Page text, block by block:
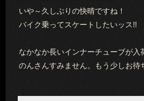
いや～久しぶりの快晴ですね！
バイク乗ってスケートしたいッス!!
なかなか長いインナーチューブが入
のんさんすみません。もう少しお待